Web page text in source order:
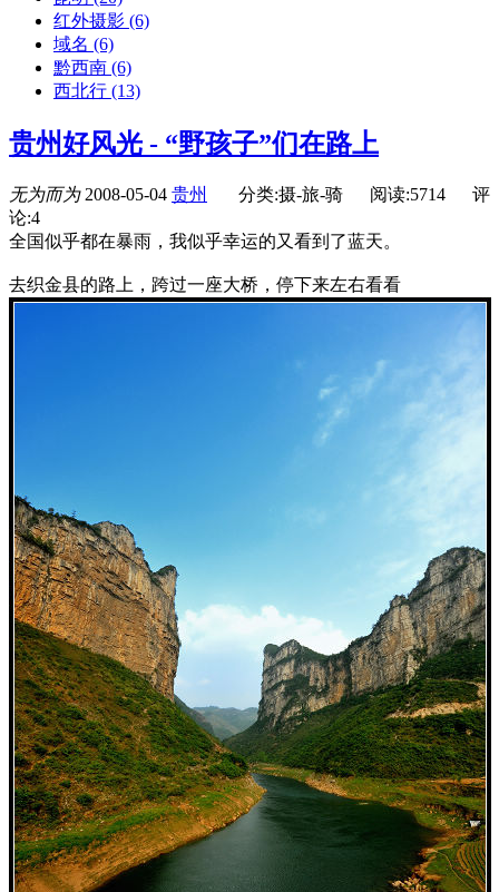
红外摄影 (6)
域名 (6)
黔西南 (6)
西北行 (13)
贵州好风光 - “野孩子”们在路上
无为而为 2008-05-04 贵州 分类:摄-旅-骑 阅读:5714
评
论:4
全国似乎都在暴雨，我似乎幸运的又看到了蓝天。
去织金县的路上，跨过一座大桥，停下来左右看看